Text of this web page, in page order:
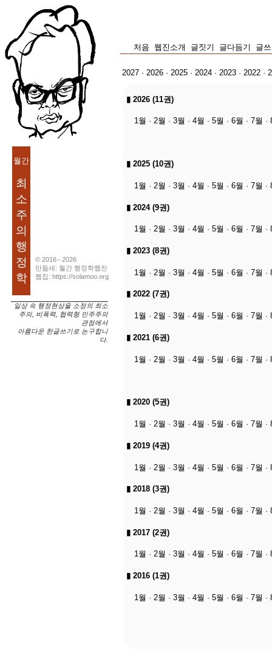
월간
최
소
주
의
행
정
학
© 2016∼2026
만듦새: 월간 행정학웹진
웹집: https://solamoo.org
일상 속 행정현상을 소정의 최소
주의, 비폭력, 협력형 민주주의
관점에서
아름다운 한글쓰기로 논구합니
다.
처음 웹진소개 글짓기 글다듬기 글
2027 ·2026 ·2025 ·2024 ·2023 ·2022 ·
▮ 2026 (11권)
1월 ·2월 ·3월 ·4월 ·5월 ·6월 ·7월 ·
▮ 2025 (10권)
1월 · 2월 ·3월 ·4월 ·5월 ·6월 ·7월 ·
▮ 2024 (9권)
1월 ·2월 ·3월 ·4월 ·5월 ·6월 ·7월 ·
▮ 2023 (8권)
1월 · 2월 ·3월 ·4월 ·5월 ·6월 ·7월 ·
▮ 2022 (7권)
1월 ·2월 ·3월 ·4월 ·5월 ·6월 ·7월 ·
▮ 2021 (6권)
1월 · 2월 ·3월 ·4월 ·5월 ·6월 ·7월 ·
▮ 2020 (5권)
1월 ·2월 ·3월 ·4월 ·5월 ·6월 ·7월 ·
▮ 2019 (4권)
1월 · 2월 ·3월 ·4월 ·5월 ·6월 ·7월 ·
▮ 2018 (3권)
1월 · 2월 ·3월 ·4월 ·5월 ·6월 ·7월 ·
▮ 2017 (2권)
1월 ·2월 ·3월 ·4월 ·5월 ·6월 ·7월 ·
▮ 2016 (1권)
1월 · 2월 ·3월 ·4월 ·5월 ·6월 ·7월 ·